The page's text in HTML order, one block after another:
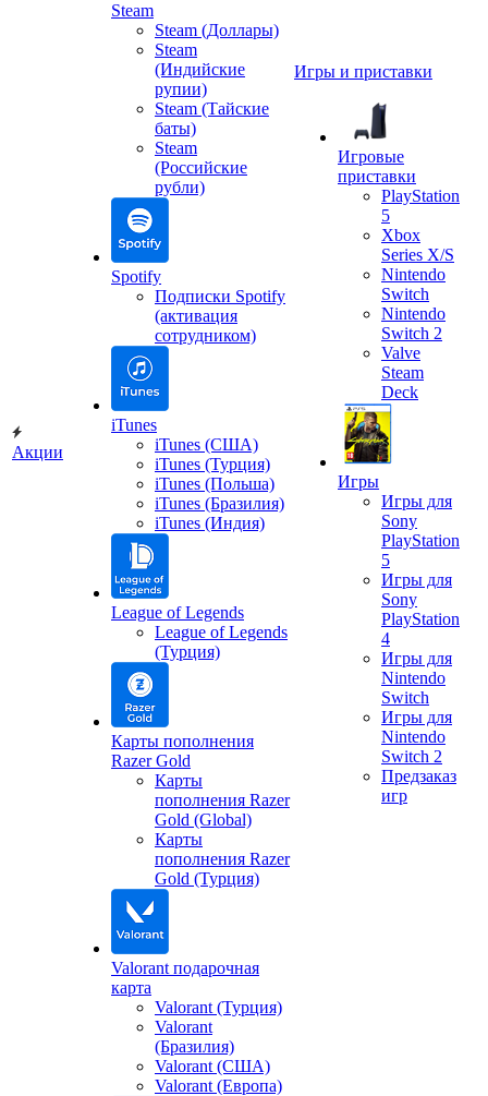
Акции
Steam
Steam (Доллары)
Steam
(Индийские
рупии)
Steam (Тайские
баты)
Steam
(Российские
рубли)
Spotify
Подписки Spotify
(активация
сотрудником)
iTunes
iTunes (США)
iTunes (Турция)
iTunes (Польша)
iTunes (Бразилия)
iTunes (Индия)
League of Legends
League of Legends
(Турция)
Карты пополнения
Razer Gold
Карты
пополнения Razer
Gold (Global)
Карты
пополнения Razer
Gold (Турция)
Valorant подарочная
карта
Valorant (Турция)
Valorant
(Бразилия)
Valorant (США)
Valorant (Европа)
Игры и приставки
Игровые
приставки
PlayStation
5
Xbox
Series X/S
Nintendo
Switch
Nintendo
Switch 2
Valve
Steam
Deck
Игры
Игры для
Sony
PlayStation
5
Игры для
Sony
PlayStation
4
Игры для
Nintendo
Switch
Игры для
Nintendo
Switch 2
Предзаказ
игр